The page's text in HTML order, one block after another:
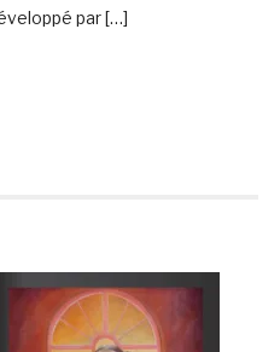
par […]